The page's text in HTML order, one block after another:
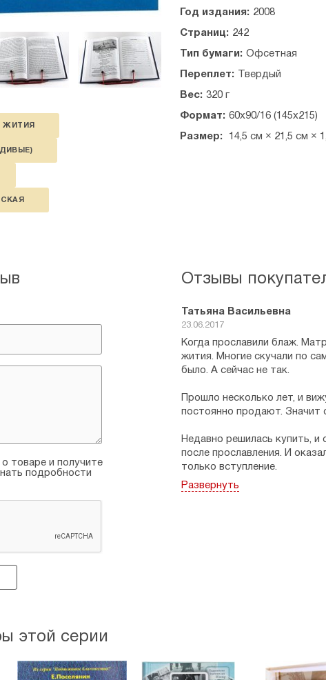
ЖИТИЯ
духом веры и благочестия,
души. А Матрона Московская
и надеждой приходящих к
Москвы.
Святая матушка
Год издания: 2008
Страниц: 242
Тип бумаги: Офсетная
Переплет: Твердый
Вес: 320 г
Формат: 60х90/16 (145х215)
Размер: 14,5 см × 21,5 см ×
товаре и получите
подробности
Отзывы
Татьяна Васильевна
23.06.2017
Когда прославили блаж.
жития. Многие скучали по
было. А сейчас не так.
Прошло несколько лет, и
постоянно продают. Значит
Недавно решилась купить,
после прославления. И
только вступление.
Очень порадовалась.
11.03.2020
Развернуть
этой серии